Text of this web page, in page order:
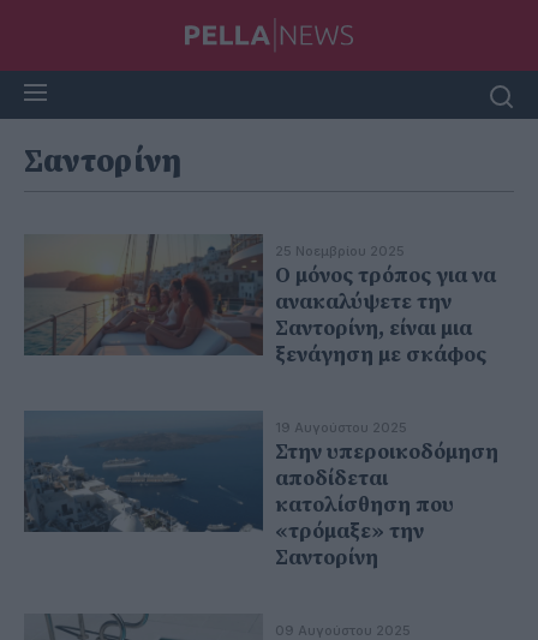
Σαντορίνη
25 Νοεμβρίου 2025
Ο μόνος τρόπος για να
ανακαλύψετε την
Σαντορίνη, είναι μια
ξενάγηση με σκάφος
19 Αυγούστου 2025
Στην υπεροικοδόμηση
αποδίδεται
κατολίσθηση που
«τρόμαξε» την
Σαντορίνη
09 Αυγούστου 2025